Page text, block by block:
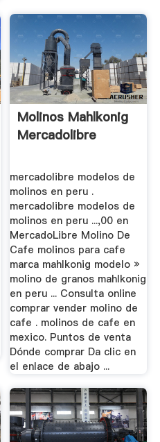
Molinos Mahlkonig
Mercadolibre
mercadolibre modelos de
molinos en peru .
mercadolibre modelos de
molinos en peru ...,00 en
MercadoLibre Molino De
Cafe molinos para cafe
marca mahlkonig modelo »
molino de granos mahlkonig
en peru ... Consulta online
comprar vender molino de
cafe . molinos de cafe en
mexico. Puntos de venta
Dónde comprar Da clic en
el enlace de abajo ...